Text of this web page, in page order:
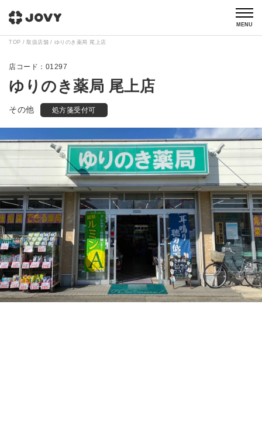
MENU
TOP 取扱店舗 ゆりのき薬局 尾上店
01297
ゆりのき薬局 尾上店
その他 処方箋受付可